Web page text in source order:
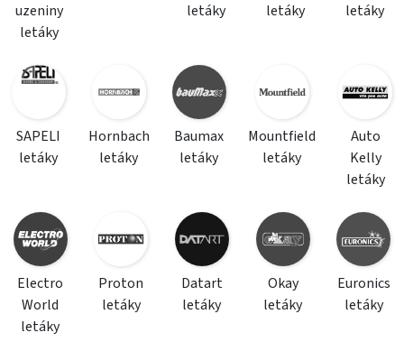
uzeniny
letáky
letáky
letáky
letáky
SAPELI
letáky
Hornbach
letáky
Baumax
letáky
Mountfield
letáky
Auto
Kelly
letáky
Electro
World
letáky
Proton
letáky
Datart
letáky
Okay
letáky
Euronics
letáky